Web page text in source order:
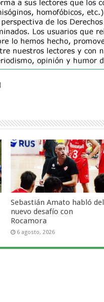
Sebastián Amato habló del
nuevo desafío con
Rocamora
6 agosto, 2026